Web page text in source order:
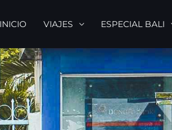
INICIO VIAJES ESPECIAL BALI